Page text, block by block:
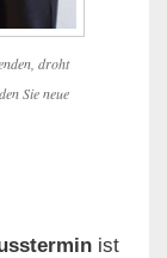
droht
Sie neue
ist